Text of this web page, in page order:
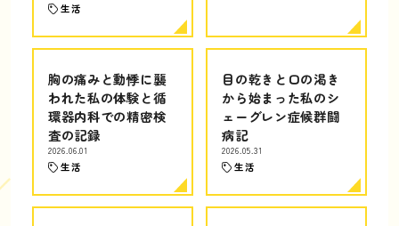
生活
胸の痛みと動悸に襲
われた私の体験と循
環器内科での精密検
査の記録
2026.06.01
生活
目の乾きと口の渇き
から始まった私のシ
ェーグレン症候群闘
病記
2026.05.31
生活